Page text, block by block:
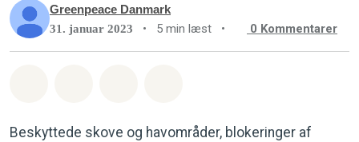
Greenpeace Danmark
31. januar 2023 • 5 min læst • 0 Kommentarer
Beskyttede skove og havområder, blokeringer af